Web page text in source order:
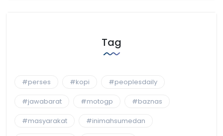
Tag
#perses #kopi #peoplesdaily
#jawabarat #motogp #baznas
#masyarakat #inimahsumedan